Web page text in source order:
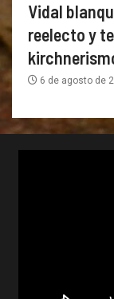
Vidal
reelecto y
6 de agosto de